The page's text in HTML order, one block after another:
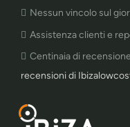
Nessun vincolo sul
Assistenza clienti e
Centinaia di
recensioni di